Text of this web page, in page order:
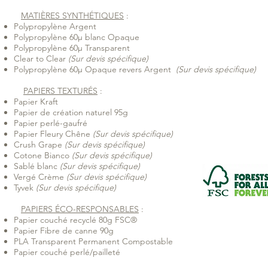
MATIÈRES SYNTHÉTIQUES :
Polypropylène Argent
Polypropylène 60µ blanc Opaque
Polypropylène 60µ Transparent
Clear to Clear (Sur devis spécifique)
Polypropylène 60µ Opaque revers Argent (Sur devis spécifique)
PAPIERS TEXTURÉS :
Papier Kraft
Papier de création naturel 95g
Papier perlé-gaufré
Papier Fleury Chêne (Sur devis spécifique)
Crush Grape (Sur devis spécifique)
Cotone Bianco (Sur devis spécifique)
Sablé blanc (Sur devis spécifique)
Vergé Crème (Sur devis spécifique)
Tyvek (Sur devis spécifique)
PAPIERS ÉCO-RESPONSABLES :
Papier couché recyclé 80g FSC®
Papier Fibre de canne 90g
PLA Transparent Permanent Compostable
Papier couché perlé/pailleté